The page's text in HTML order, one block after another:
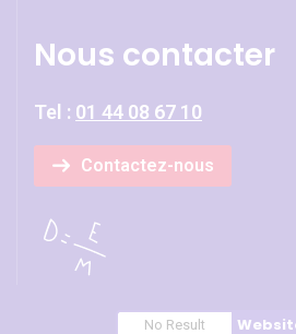
Nous contacter
Tel : 01 44 08 67 10
Contactez-nous
No Result